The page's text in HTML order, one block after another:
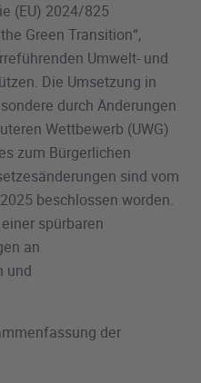
(EU) 2024/825
Green Transition“,
Umwelt- und
Die Umsetzung in
durch Änderungen
Wettbewerb (UWG)
zum Bürgerlichen
sind vom
beschlossen worden.
spürbaren
an
und
der